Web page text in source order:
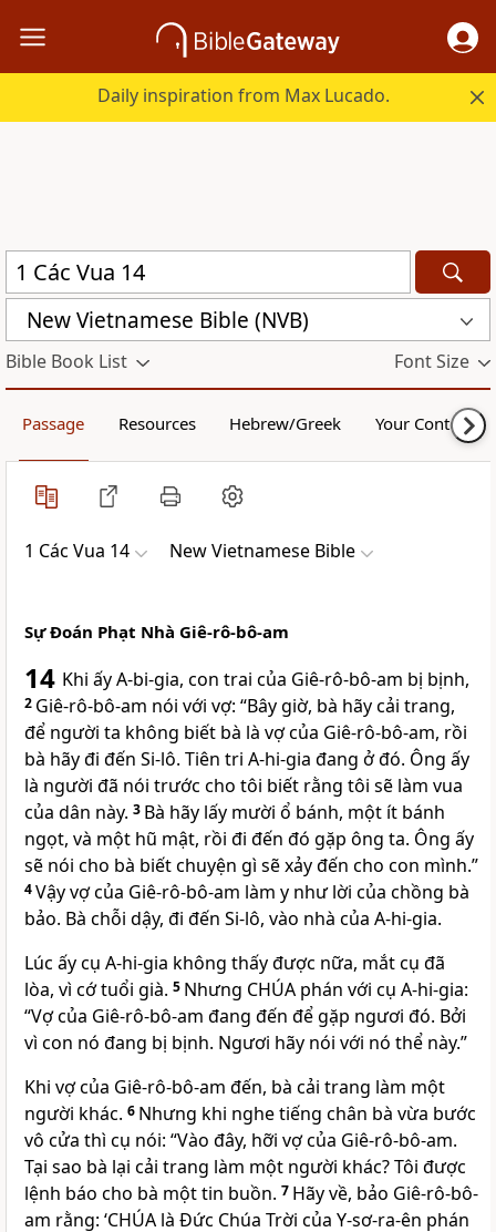
Daily inspiration from Max Lucado.
New Vietnamese Bible (NVB)
Bible Book List Font Size
Passage Resources Hebrew/Greek Your Content
1 Các Vua 14 New Vietnamese Bible
Sự Đoán Phạt Nhà Giê-rô-bô-am
14 Khi ấy A-bi-gia, con trai của Giê-rô-bô-am bị bịnh,
2 Giê-rô-bô-am nói với vợ: “Bây giờ, bà hãy cải trang,
để người ta không biết bà là vợ của Giê-rô-bô-am, rồi
bà hãy đi đến Si-lô. Tiên tri A-hi-gia đang ở đó. Ông ấy
là người đã nói trước cho tôi biết rằng tôi sẽ làm vua
của dân này. 3 Bà hãy lấy mười ổ bánh, một ít bánh
ngọt, và một hũ mật, rồi đi đến đó gặp ông ta. Ông ấy
sẽ nói cho bà biết chuyện gì sẽ xảy đến cho con mình.”
4Vậy vợ của Giê-rô-bô-am làm y như lời của chồng bà
bảo. Bà chỗi dậy, đi đến Si-lô, vào nhà của A-hi-gia.
Lúc ấy cụ A-hi-gia không thấy được nữa, mắt cụ đã
lòa, vì cớ tuổi già. 5 Nhưng CHÚA phán với cụ A-hi-gia:
“Vợ của Giê-rô-bô-am đang đến để gặp ngươi đó. Bởi
vì con nó đang bị bịnh. Ngươi hãy nói với nó thể này.”
Khi vợ của Giê-rô-bô-am đến, bà cải trang làm một
người khác. 6 Nhưng khi nghe tiếng chân bà vừa bước
vô cửa thì cụ nói: “Vào đây, hỡi vợ của Giê-rô-bô-am.
Tại sao bà lại cải trang làm một người khác? Tôi được
lệnh báo cho bà một tin buồn. 7 Hãy về, bảo Giê-rô-bô-
am rằng: ‘CHÚA là Đức Chúa Trời của Y-sơ-ra-ên phán